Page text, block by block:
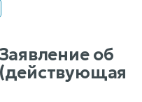
об